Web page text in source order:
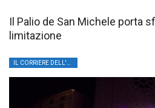
Il Palio de San Michele porta
limitazione